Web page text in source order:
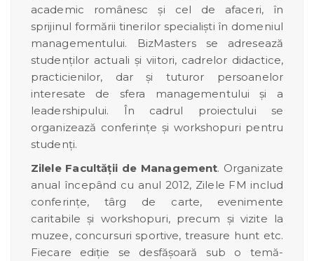
academic românesc şi cel de afaceri, în
sprijinul formării tinerilor specialişti în domeniul
managementului. BizMasters se adresează
studenţilor actuali şi viitori, cadrelor didactice,
practicienilor, dar şi tuturor persoanelor
interesate de sfera managementului şi a
leadershipului. În cadrul proiectului se
organizează conferințe și workshopuri pentru
studenți.
Zilele Facultăţii de Management. Organizate
anual începând cu anul 2012, Zilele FM includ
conferințe, târg de carte, evenimente
caritabile și workshopuri, precum și vizite la
muzee, concursuri sportive, treasure hunt etc.
Fiecare ediție se desfășoară sub o temă-